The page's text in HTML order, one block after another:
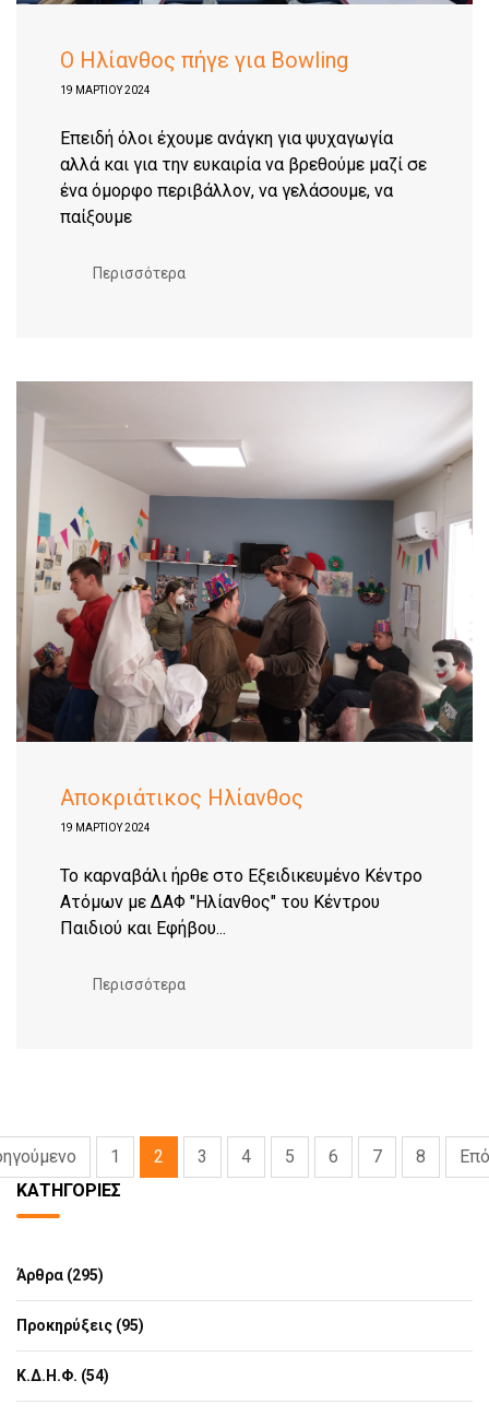
Ο Ηλίανθος πήγε για Bowling
19 ΜΑΡΤΊΟΥ 2024
Επειδή όλοι έχουμε ανάγκη για ψυχαγωγία
αλλά και για την ευκαιρία να βρεθούμε μαζί σε
ένα όμορφο περιβάλλον, να γελάσουμε, να
παίξουμε
Περισσότερα
Αποκριάτικος Ηλίανθος
19 ΜΑΡΤΊΟΥ 2024
Το καρναβάλι ήρθε στο Eξειδικευμένο Κέντρο
Ατόμων με ΔΑΦ "Ηλίανθος" του Κέντρου
Παιδιού και Εφήβου...
Περισσότερα
1 2 3 4 5 6 7 8
ΚΑΤΗΓΟΡΊΕΣ
Άρθρα (295)
Προκηρύξεις (95)
Κ.Δ.Η.Φ. (54)